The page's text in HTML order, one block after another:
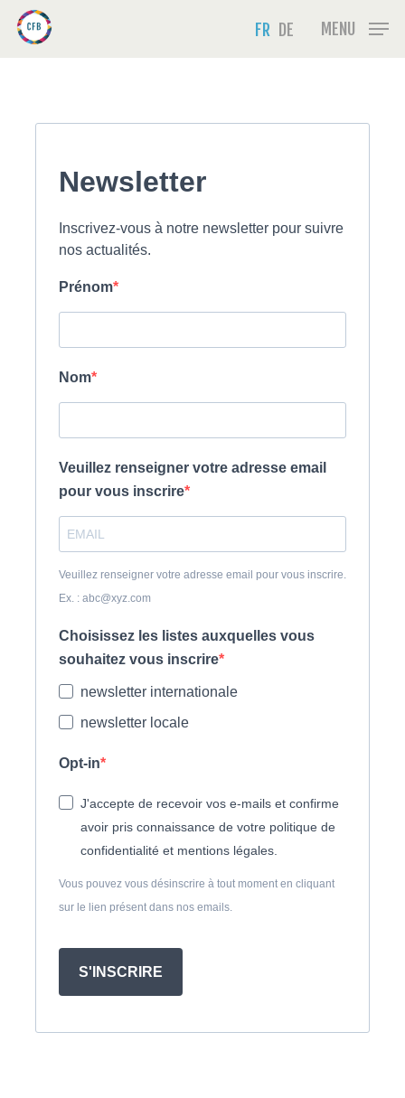
FR DE MENU
Newsletter
Inscrivez-vous à notre newsletter pour suivre
nos actualités.
Prénom
Nom
Veuillez renseigner votre adresse email
pour vous inscrire
Veuillez renseigner votre adresse email pour vous inscrire.
Ex. : abc@xyz.com
Choisissez les listes auxquelles vous
souhaitez vous inscrire
newsletter internationale
newsletter locale
Opt-in
J'accepte de recevoir vos e-mails et confirme
avoir pris connaissance de votre politique de
confidentialité et mentions légales.
Vous pouvez vous désinscrire à tout moment en cliquant
sur le lien présent dans nos emails.
S'INSCRIRE